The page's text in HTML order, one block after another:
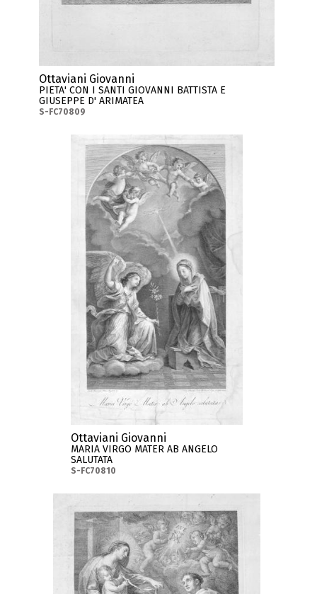
Ottaviani Giovanni
PIETA' CON I SANTI GIOVANNI BATTISTA E
GIUSEPPE D' ARIMATEA
S-FC70809
Ottaviani Giovanni
MARIA VIRGO MATER AB ANGELO
SALUTATA
S-FC70810